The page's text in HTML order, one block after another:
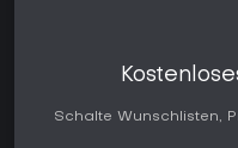
Schalte Wunschlisten,